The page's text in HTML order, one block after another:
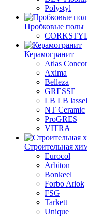
Polystyl
Пробковые полы
Керамогранит
Atlas
Axima
Belleza
GRESSE
LB LB
NT Ceramic
ProGRES
VITRA
Строительная
Eurocol
Arbiton
Bonkeel
Forbo Arlok
FSG
Tarkett
Unique